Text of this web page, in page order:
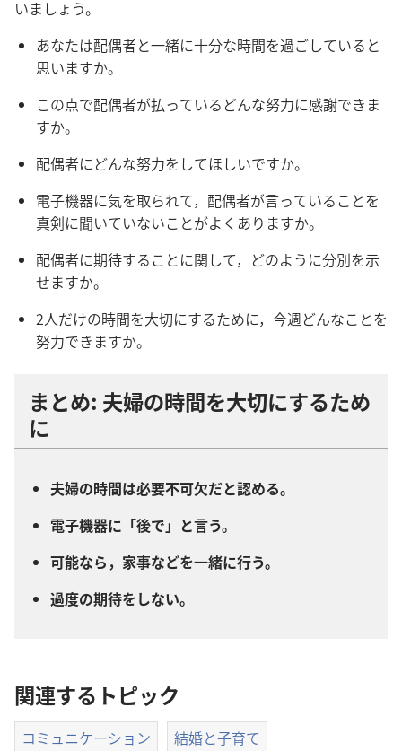
いましょう。
あなたは配偶者と一緒に十分な時間を過ごしていると
思いますか。
この点で配偶者が払っているどんな努力に感謝できま
すか。
配偶者にどんな努力をしてほしいですか。
電子機器に気を取られて， 配偶者が言っていることを
真剣に聞いていないことがよくありますか。
配偶者に期待することに関して，どのように分別を示
せますか。
2人だけの時間を大切にするために， 今週どんなことを
努力できますか。
まとめ: 夫婦の時間を大切にするため
に
夫婦の時間は必要不可欠だと認める。
電子機器に「後で」と言う。
可能なら， 家事などを一緒に行う。
過度の期待をしない。
関連するトピック
コミュニケーション 結婚と子育て